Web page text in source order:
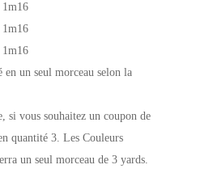
1m16
1m16
1m16
en un seul morceau selon la
si vous souhaitez un coupon de
quantité 3. Les Couleurs
un seul morceau de 3 yards.